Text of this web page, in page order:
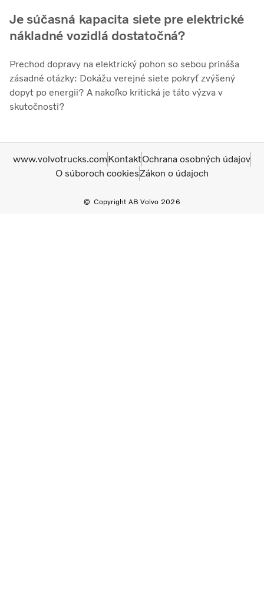
Je súčasná kapacita siete pre elektrické
nákladné vozidlá dostatočná?
Prechod dopravy na elektrický pohon so sebou prináša
zásadné otázky: Dokážu verejné siete pokryť zvýšený
dopyt po energii? A nakoľko kritická je táto výzva v
skutočnosti?
Copyright AB Volvo 2026
www.volvotrucks.comKontaktOchrana osobných údajov
O súboroch cookiesZákon o údajoch